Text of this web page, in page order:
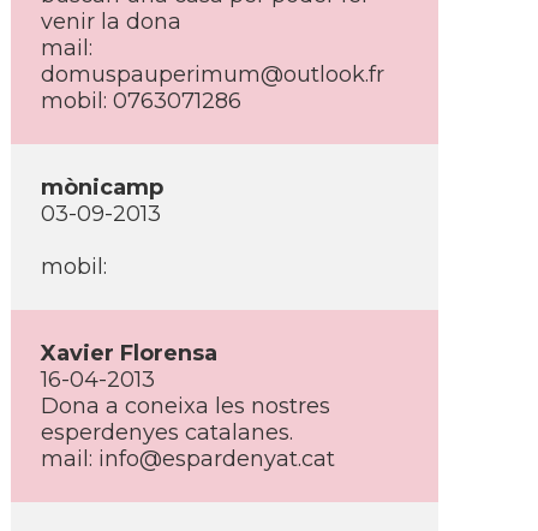
venir la dona
mail:
domuspauperimum@outlook.fr
mobil: 0763071286
mònicamp
03-09-2013
mobil:
Xavier Florensa
16-04-2013
Dona a coneixa les nostres
esperdenyes catalanes.
mail: info@espardenyat.cat